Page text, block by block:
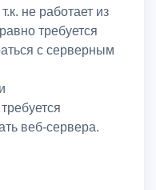
не работает из
требуется
с серверным
веб-сервера.